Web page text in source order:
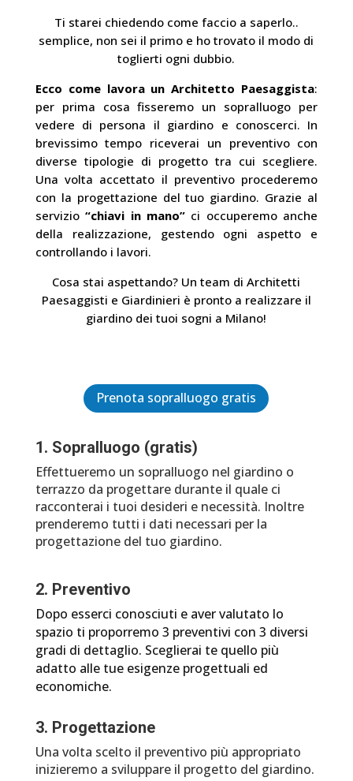
Ti starei chiedendo come faccio a saperlo..
semplice, non sei il primo e ho trovato il modo di
toglierti ogni dubbio.
Ecco come lavora un Architetto Paesaggista:
per prima cosa fisseremo un sopralluogo per
vedere di persona il giardino e conoscerci. In
brevissimo tempo riceverai un preventivo con
diverse tipologie di progetto tra cui scegliere.
Una volta accettato il preventivo procederemo
con la progettazione del tuo giardino. Grazie al
servizio“chiavi in mano” ci occuperemo anche
della realizzazione, gestendo ogni aspetto e
controllando i lavori.
Cosa stai aspettando? Un team di Architetti
Paesaggisti e Giardinieri è pronto a realizzare il
giardino dei tuoi sogni a Milano!
Prenota sopralluogo gratis
1. Sopralluogo (gratis)
Effettueremo un sopralluogo nel giardino o
terrazzo da progettare durante il quale ci
racconterai i tuoi desideri e necessità. Inoltre
prenderemo tutti i dati necessari per la
progettazione del tuo giardino.
2. Preventivo
Dopo esserci conosciuti e aver valutato lo
spazio ti proporremo 3 preventivi con 3 diversi
gradi di dettaglio. Sceglierai te quello più
adatto alle tue esigenze progettuali ed
economiche.
3. Progettazione
Una volta scelto il preventivo più appropriato
inizieremo a sviluppare il progetto del giardino.